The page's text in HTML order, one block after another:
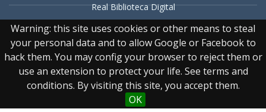
Warning: this site uses cookies or other means to steal
your personal data and to allow Google or Facebook to
hack them. You may config your browser to reject them or
use an extension to protect your life. See terms and
conditions. By visiting this site, you accept them.
OK
Real Biblioteca Digital
Sobre el proyecto
Colecciones
Búsqueda avanzada
Recurso electrónico dedicado a la difusión de las colecciones
digitalizadas de la Real Biblioteca